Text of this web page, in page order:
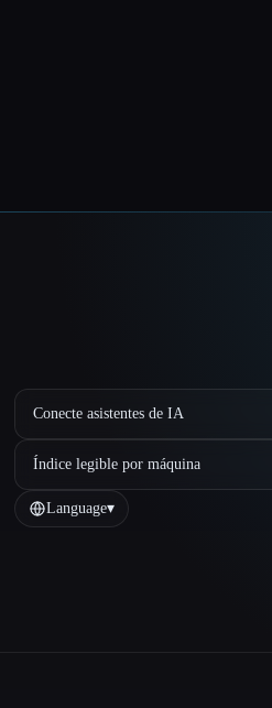
Conecte asistentes de IA
Índice legible por máquina
Language▾